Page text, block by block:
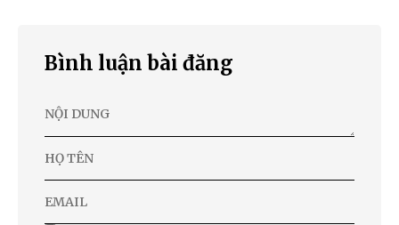
Bình luận bài đăng